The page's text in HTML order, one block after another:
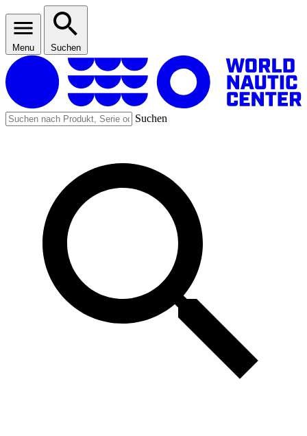
Menu Suchen
Suchen